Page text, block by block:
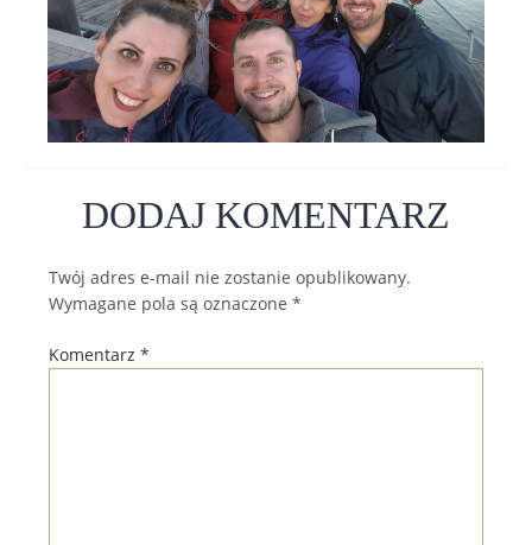
DODAJ KOMENTARZ
Twój adres e-mail nie zostanie opublikowany.
Wymagane pola są oznaczone *
Komentarz *